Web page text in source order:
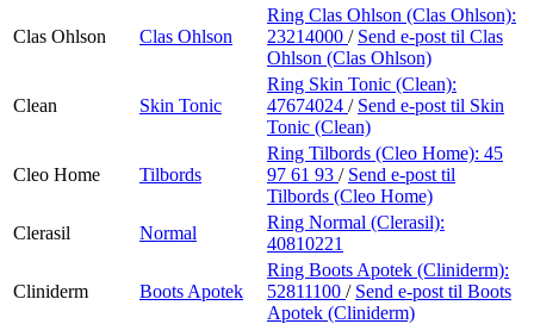
Clas Ohlson Clas Ohlson
Ring Clas Ohlson (Clas Ohlson):
23214000 / Send e-post til Clas
Ohlson (Clas Ohlson)
Clean Skin Tonic
Ring Skin Tonic (Clean):
47674024 / Send e-post til Skin
Tonic (Clean)
Cleo Home Tilbords
Ring Tilbords (Cleo Home): 45
97 61 93 / Send e-post til
Tilbords (Cleo Home)
Clerasil
Normal
Ring Normal (Clerasil):
40810221
Cliniderm Boots Apotek
Ring Boots Apotek (Cliniderm):
52811100 / Send e-post til Boots
Apotek (Cliniderm)